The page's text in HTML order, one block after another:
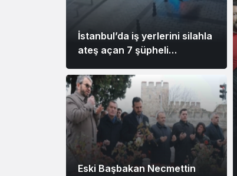
İstanbul’da iş yerlerini silahla
ateş açan 7 şüpheli
Eski Başbakan Necmettin